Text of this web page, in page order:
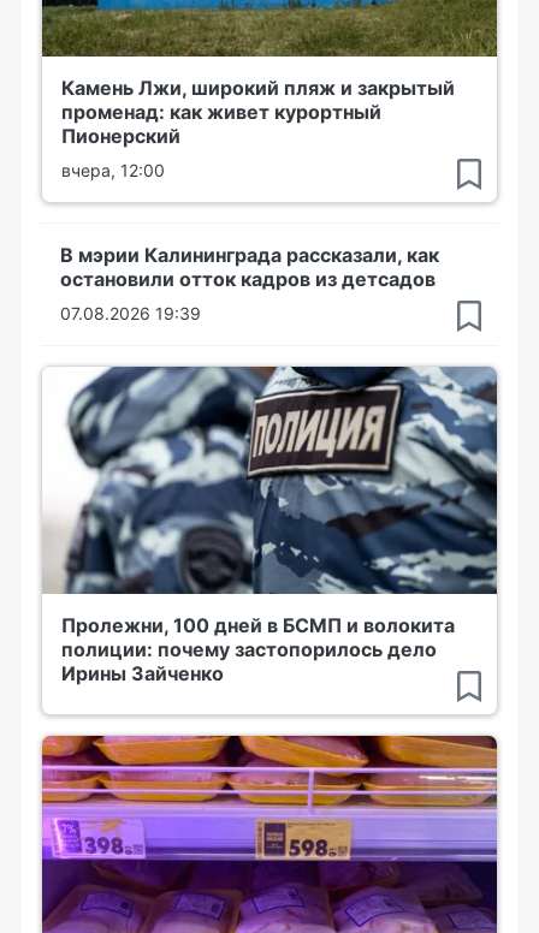
Камень Лжи, широкий пляж и закрытый
променад: как живет курортный
Пионерский
вчера, 12:00
В мэрии Калининграда рассказали, как
остановили отток кадров из детсадов
07.08.2026 19:39
Пролежни, 100 дней в БСМП и волокита
полиции: почему застопорилось дело
Ирины Зайченко